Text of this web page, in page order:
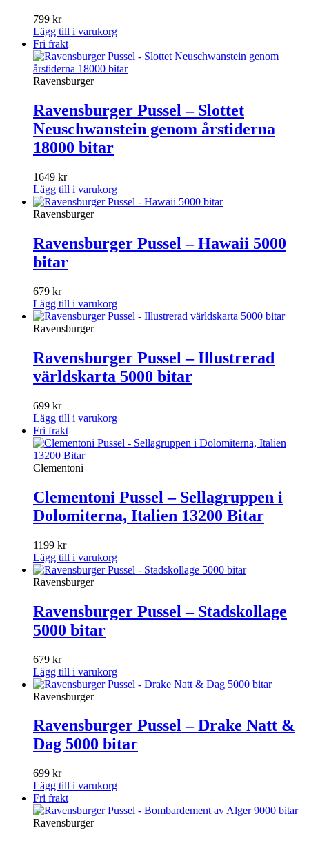
799 kr
Lägg till i varukorg
Fri frakt
Ravensburger
Ravensburger Pussel – Slottet
Neuschwanstein genom årstiderna
18000 bitar
1649 kr
Lägg till i varukorg
Ravensburger
Ravensburger Pussel – Hawaii 5000
bitar
679 kr
Lägg till i varukorg
Ravensburger
Ravensburger Pussel – Illustrerad
världskarta 5000 bitar
699 kr
Lägg till i varukorg
Fri frakt
Clementoni
Clementoni Pussel – Sellagruppen i
Dolomiterna, Italien 13200 Bitar
1199 kr
Lägg till i varukorg
Ravensburger
Ravensburger Pussel – Stadskollage
5000 bitar
679 kr
Lägg till i varukorg
Ravensburger
Ravensburger Pussel – Drake Natt &
Dag 5000 bitar
699 kr
Lägg till i varukorg
Fri frakt
Ravensburger